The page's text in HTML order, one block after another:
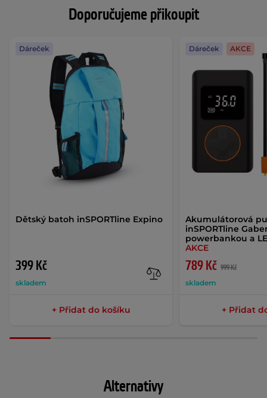
Doporučujeme přikoupit
Dětský batoh inSPORTline Expino
399 Kč
skladem
Dáreček
+ Přidat do košíku
Akumulátorová
inSPORTline
powerbankou a
AKCE
789 Kč 999 Kč
skladem
Dáreček AKCE
+ Přidat
Alternativy